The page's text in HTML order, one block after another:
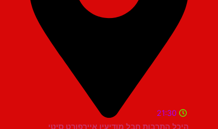
היכל התרבות חבל מודיעין איירפורט סיטי
21:30